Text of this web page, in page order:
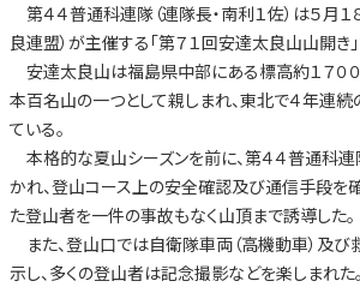
第４４普通科連隊（連隊長・南利１佐）は５月１
良連盟）が主催する「第７１回安達太良山山開き
安達太良山は福島県中部にある標高約１７０
本百名山の一つとして親しまれ、東北で４年連
ている。
本格的な夏山シーズンを前に、第４４普通科
かれ、登山コース上の安全確認及び通信手段を
た登山者を一件の事故もなく山頂まで誘導した。
また、登山口では自衛隊車両（高機動車）及び
示し、多くの登山者は記念撮影などを楽しまれた。